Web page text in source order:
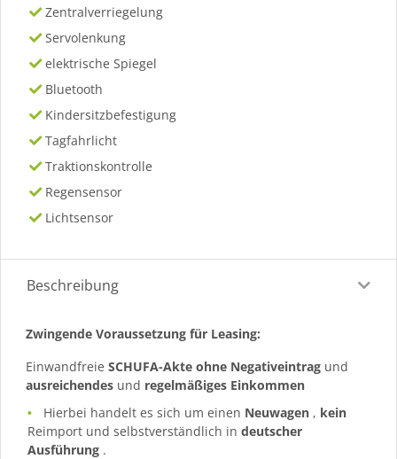
Zentralverriegelung
Servolenkung
elektrische Spiegel
Bluetooth
Kindersitzbefestigung
Tagfahrlicht
Traktionskontrolle
Regensensor
Lichtsensor
Beschreibung
Zwingende Voraussetzung für Leasing:
Einwandfreie SCHUFA-Akte ohne Negativeintrag und
ausreichendes und regelmäßiges Einkommen
Hierbei handelt es sich um einen Neuwagen , kein
Reimport und selbstverständlich in deutscher
Ausführung .